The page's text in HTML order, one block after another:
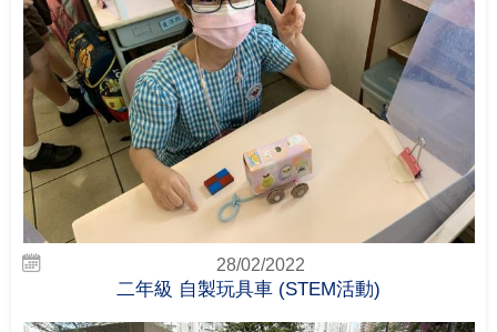
28/02/2022
二年級 自製玩具車 (STEM活動)